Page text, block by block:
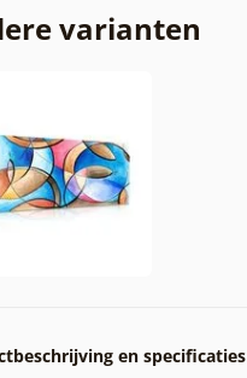
varianten
en specificaties